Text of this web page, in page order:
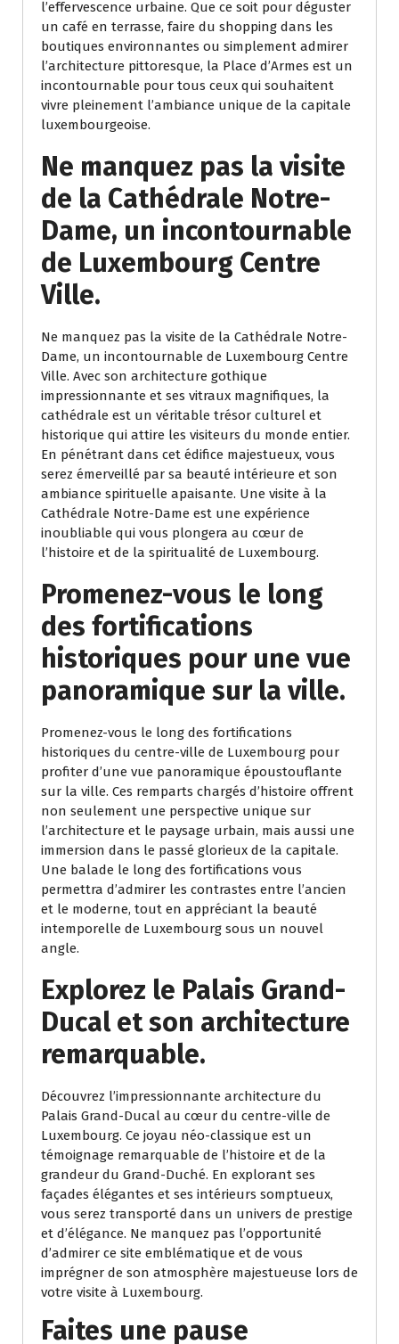
l’effervescence urbaine. Que ce soit pour déguster
un café en terrasse, faire du shopping dans les
boutiques environnantes ou simplement admirer
l’architecture pittoresque, la Place d’Armes est un
incontournable pour tous ceux qui souhaitent
vivre pleinement l’ambiance unique de la capitale
luxembourgeoise.
Ne manquez pas la visite
de la Cathédrale Notre-
Dame, un incontournable
de Luxembourg Centre
Ville.
Ne manquez pas la visite de la Cathédrale Notre-
Dame, un incontournable de Luxembourg Centre
Ville. Avec son architecture gothique
impressionnante et ses vitraux magnifiques, la
cathédrale est un véritable trésor culturel et
historique qui attire les visiteurs du monde entier.
En pénétrant dans cet édifice majestueux, vous
serez émerveillé par sa beauté intérieure et son
ambiance spirituelle apaisante. Une visite à la
Cathédrale Notre-Dame est une expérience
inoubliable qui vous plongera au cœur de
l’histoire et de la spiritualité de Luxembourg.
Promenez-vous le long
des fortifications
historiques pour une vue
panoramique sur la ville.
Promenez-vous le long des fortifications
historiques du centre-ville de Luxembourg pour
profiter d’une vue panoramique époustouflante
sur la ville. Ces remparts chargés d’histoire offrent
non seulement une perspective unique sur
l’architecture et le paysage urbain, mais aussi une
immersion dans le passé glorieux de la capitale.
Une balade le long des fortifications vous
permettra d’admirer les contrastes entre l’ancien
et le moderne, tout en appréciant la beauté
intemporelle de Luxembourg sous un nouvel
angle.
Explorez le Palais Grand-
Ducal et son architecture
remarquable.
Découvrez l’impressionnante architecture du
Palais Grand-Ducal au cœur du centre-ville de
Luxembourg. Ce joyau néo-classique est un
témoignage remarquable de l’histoire et de la
grandeur du Grand-Duché. En explorant ses
façades élégantes et ses intérieurs somptueux,
vous serez transporté dans un univers de prestige
et d’élégance. Ne manquez pas l’opportunité
d’admirer ce site emblématique et de vous
imprégner de son atmosphère majestueuse lors de
votre visite à Luxembourg.
Faites une pause